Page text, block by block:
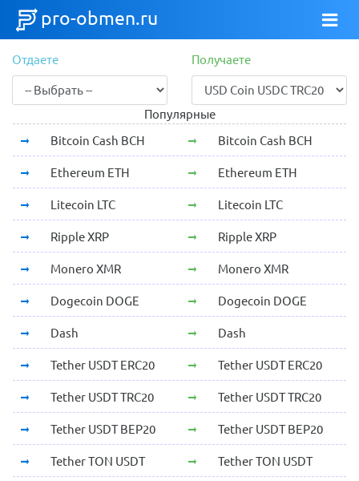
pro-obmen.ru
Отдаете Получаете
Популярные
Bitcoin Cash BCH
Bitcoin Cash BCH
Ethereum ETH Ethereum ETH
Litecoin LTC Litecoin LTC
Ripple XRP Ripple XRP
Monero XMR Monero XMR
Dogecoin DOGE Dogecoin DOGE
Dash Dash
Tether USDT ERC20 Tether USDT ERC20
Tether USDT TRC20 Tether USDT TRC20
Tether USDT BEP20 Tether USDT BEP20
Tether TON USDT Tether TON USDT